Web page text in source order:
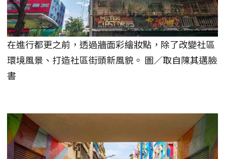
在進行都更之前，透過牆面彩繪妝點，除了改變社區
環境風景、打造社區街頭新風貌。 圖／取自陳其邁臉
書